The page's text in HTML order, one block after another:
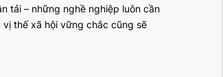
tải – những nghề nghiệp luôn cần
thế xã hội vững chắc cũng sẽ